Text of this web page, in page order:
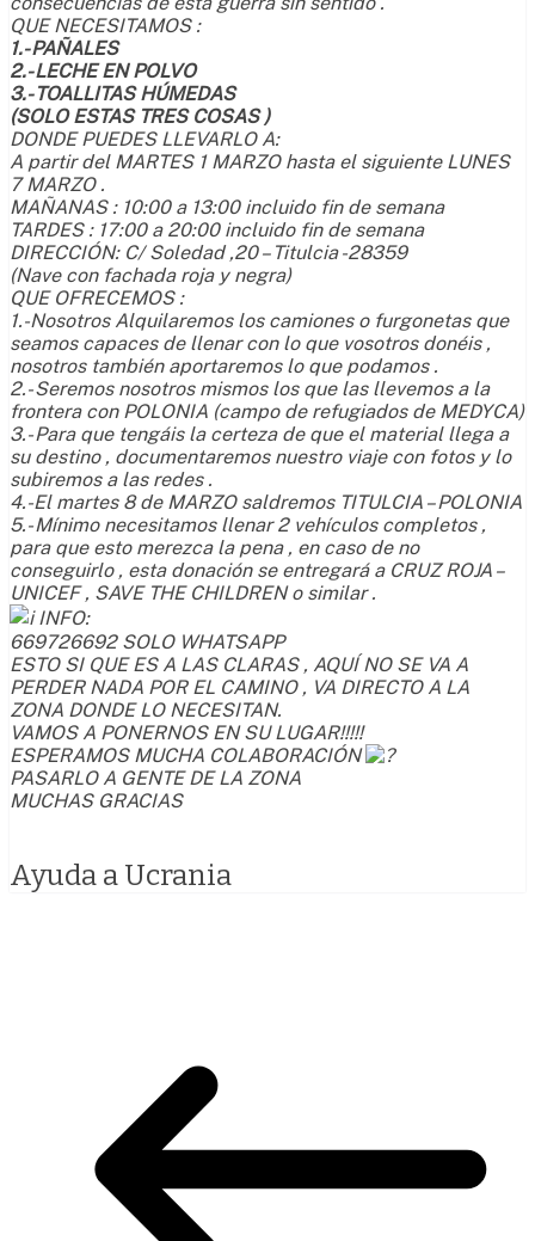
QUE NECESITAMOS :
1.- PAÑALES
2.- LECHE EN POLVO
3.- TOALLITAS HÚMEDAS
(SOLO ESTAS TRES COSAS )
DONDE PUEDES LLEVARLO A:
A partir del MARTES 1 MARZO hasta el siguiente LUNES
7 MARZO .
MAÑANAS : 10:00 a 13:00 incluido fin de semana
TARDES : 17:00 a 20:00 incluido fin de semana
DIRECCIÓN: C/ Soledad ,20 – Titulcia -28359
(Nave con fachada roja y negra)
QUE OFRECEMOS :
1.-Nosotros Alquilaremos los camiones o furgonetas que
seamos capaces de llenar con lo que vosotros donéis ,
nosotros también aportaremos lo que podamos .
2.- Seremos nosotros mismos los que las llevemos a la
frontera con POLONIA (campo de refugiados de MEDYCA)
3.- Para que tengáis la certeza de que el material llega a
su destino , documentaremos nuestro viaje con fotos y lo
subiremos a las redes .
4.-El martes 8 de MARZO saldremos TITULCIA – POLONIA
5.- Mínimo necesitamos llenar 2 vehículos completos ,
para que esto merezca la pena , en caso de no
conseguirlo , esta donación se entregará a CRUZ ROJA –
UNICEF , SAVE THE CHILDREN o similar .
INFO:
669726692 SOLO WHATSAPP
ESTO SI QUE ES A LAS CLARAS , AQUÍ NO SE VA A
PERDER NADA POR EL CAMINO , VA DIRECTO A LA
ZONA DONDE LO NECESITAN.
VAMOS A PONERNOS EN SU LUGAR!!!!!
ESPERAMOS MUCHA COLABORACIÓN
PASARLO A GENTE DE LA ZONA
MUCHAS GRACIAS
Ayuda a Ucrania